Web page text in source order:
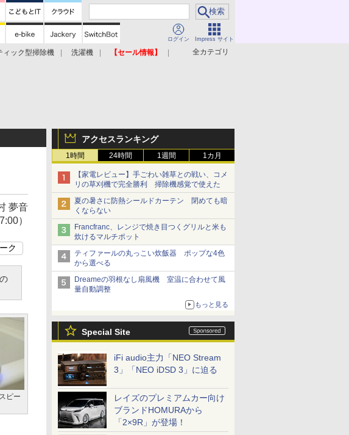
ログイン Impress サイト
全カテゴリ
ィック型掃除機 洗濯機
【セール情報】
アクセスランキング
1時間 24時間 1週間 1カ月
【家電レビュー】手ごわい雑草との戦い、コメ
リの草刈機で完全勝利 掃除機感覚で使えた
夏の暑さに防熱シールドカーテン 閉めても暗
くならない
Francfranc、レンジで焼き目つくグリルと米も
炊けるマルチポット
ティファールの丸っこい炊飯器 ポップな4色
から選べる
Dreameの羽根なし扇風機 室温に合わせて風
量自動調整
もっと見る
Special Site
iFi audio主力「NEO Stream
3」「NEO iDSD 3」に迫る
レイズのプレミアムカー向け
ブランドHOMURAから
「2×9R」が登場！
夢音
）
ク
ピー